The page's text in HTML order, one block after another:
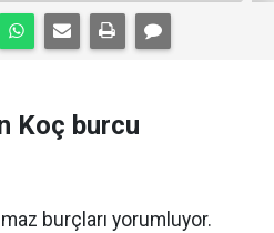
Koç burcu
burçları yorumluyor.